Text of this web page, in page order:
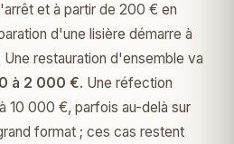
et à partir de 200 € en
d'une lisière démarre à
restauration d'ensemble va
à 2 000 €. Une réfection
10 000 €, parfois au-delà sur
format ; ces cas restent